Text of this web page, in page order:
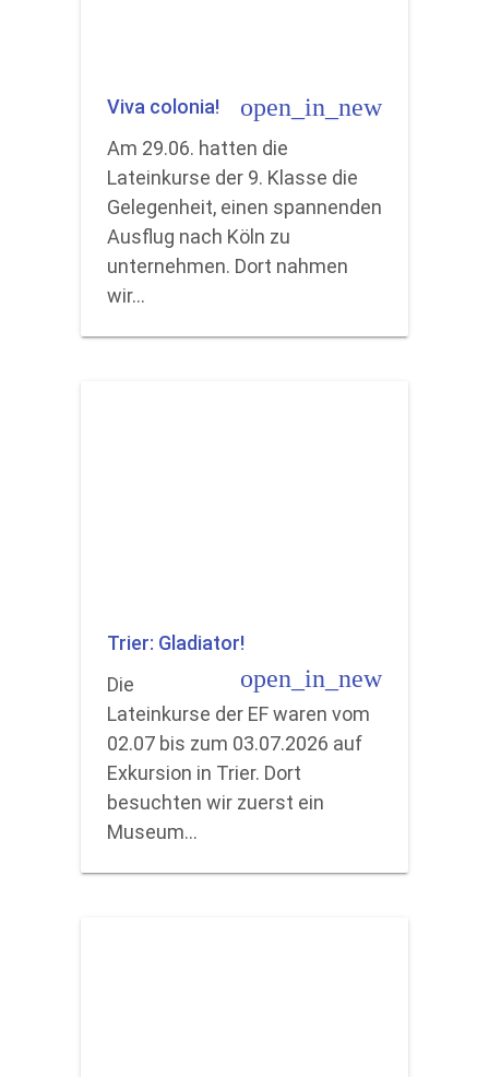
Viva colonia! open_in_new
Am 29.06. hatten die
Lateinkurse der 9. Klasse die
Gelegenheit, einen spannenden
Ausflug nach Köln zu
unternehmen. Dort nahmen
wir…
Trier: Gladiator!
open_in_new
Die
Lateinkurse der EF waren vom
02.07 bis zum 03.07.2026 auf
Exkursion in Trier. Dort
besuchten wir zuerst ein
Museum…